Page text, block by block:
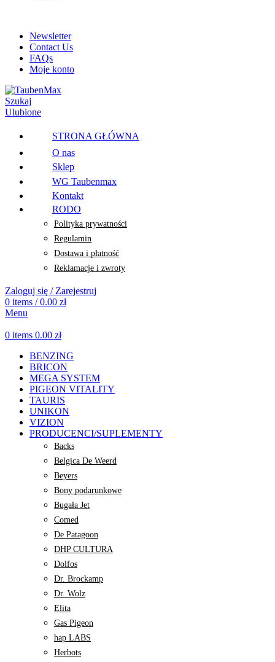
Newsletter
Contact Us
FAQs
Moje konto
Szukaj
Ulubione
STRONA GŁÓWNA
O nas
Sklep
WG Taubenmax
Kontakt
RODO
Polityka prywatności
Regulamin
Dostawa i płatność
Reklamacje i zwroty
Zaloguj się / Zarejestruj
0 items / 0.00 zł
Menu
0 items 0.00 zł
BENZING
BRICON
MEGA SYSTEM
PIGEON VITALITY
TAURIS
UNIKON
VIZION
PRODUCENCI/SUPLEMENTY
Backs
Belgica De Weerd
Beyers
Bony podarunkowe
Bugała Jet
Comed
De Patagoon
DHP CULTURA
Dolfos
Dr. Brockamp
Dr. Wolz
Elita
Gas Pigeon
hap LABS
Herbots